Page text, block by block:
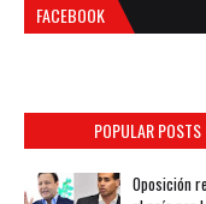
FACEBOOK
POPULAR POSTS
Oposición